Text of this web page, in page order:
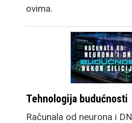
ovima.
Tehnologija budućnosti
Računala od neurona i